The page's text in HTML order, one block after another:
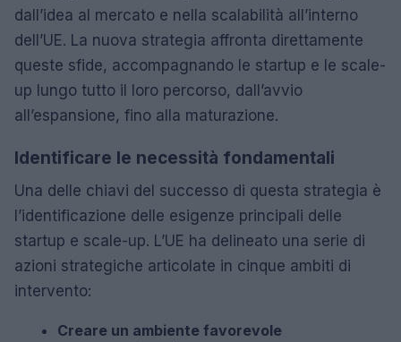
dall’idea al mercato e nella scalabilità all’interno
dell’UE. La nuova strategia affronta direttamente
queste sfide, accompagnando le startup e le scale-
up lungo tutto il loro percorso, dall’avvio
all’espansione, fino alla maturazione.
Identificare le necessità fondamentali
Una delle chiavi del successo di questa strategia è
l’identificazione delle esigenze principali delle
startup e scale-up. L’UE ha delineato una serie di
azioni strategiche articolate in cinque ambiti di
intervento:
Creare un ambiente favorevole